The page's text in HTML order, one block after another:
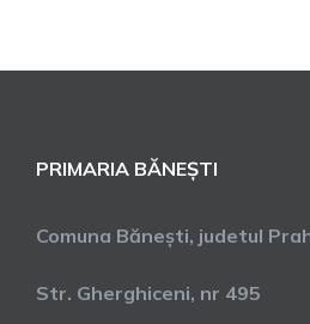
PRIMARIA BĂNEȘTI
Comuna Bănești, judetul
Str. Gherghiceni, nr 495